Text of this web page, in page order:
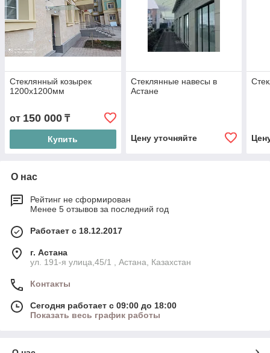
Стеклянный козырек
1200х1200мм
от 150 000 ₸
Купить
Стеклянные навесы в
Астане
Цену уточняйте
О нас
Рейтинг не сформирован
Менее 5 отзывов за последний год
Работает с 18.12.2017
г. Астана
ул. 191-я улица,45/1 , Астана, Казахстан
Контакты
Сегодня работает с 09:00 до 18:00
Показать весь график работы